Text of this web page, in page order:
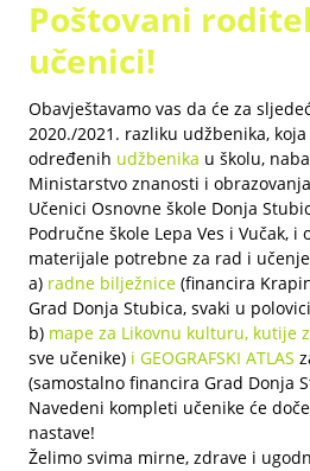
Poštovani
učenici!
Obavještavamo vas da će za
2020./2021. razliku udžbenika,
određenih udžbenika u školu,
Ministarstvo znanosti i
Učenici Osnovne škole Donja
Područne škole Lepa Ves i Vučak, i
materijale potrebne za rad i
a) radne bilježnice (financira
Grad Donja Stubica, svaki u
b) mape za Likovnu kulturu, kutije
sve učenike) i GEOGRAFSKI ATLAS
(samostalno financira Grad Donja
Navedeni kompleti učenike će
nastave!
Želimo svima mirne, zdrave i